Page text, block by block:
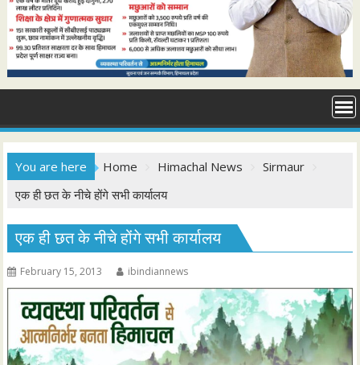
You are here Home Himachal News
Sirmaur
एक ही छत के नीचे होंगे सभी कार्यालय
एक ही छत के नीचे होंगे सभी कार्यालय
February 15, 2013 ibindiannews